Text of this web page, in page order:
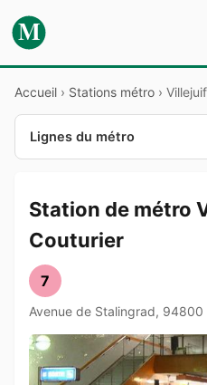
M
Accueil › Stations métro ›
Lignes du métro
Station de métro
Couturier
7
Avenue de Stalingrad, 94800